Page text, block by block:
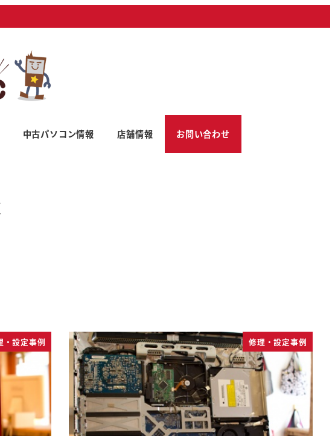
中古パソコン情報 店舗情報 お問い合わせ
・設定事例 修理・設定事例